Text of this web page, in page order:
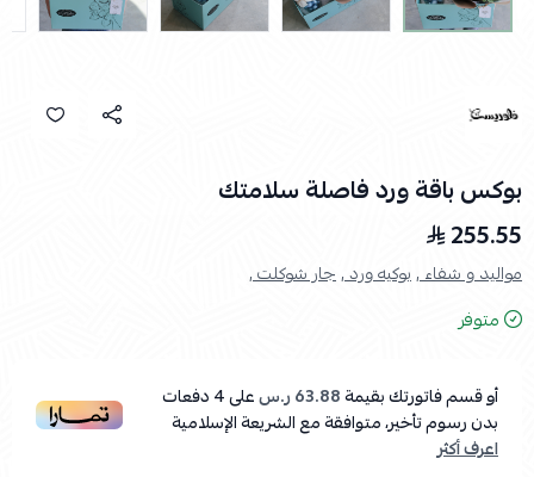
بوكس باقة ورد فاصلة سلامتك
255.55
مواليد و شفاء ,بوكيه ورد ,جار شوكلت ,
متوفر
أو قسم فاتورتك بقيمة63.88 ر.س على4دفعات
بدون رسوم تأخير، متوافقة مع الشريعة الإسلامية
اعرف أكثر